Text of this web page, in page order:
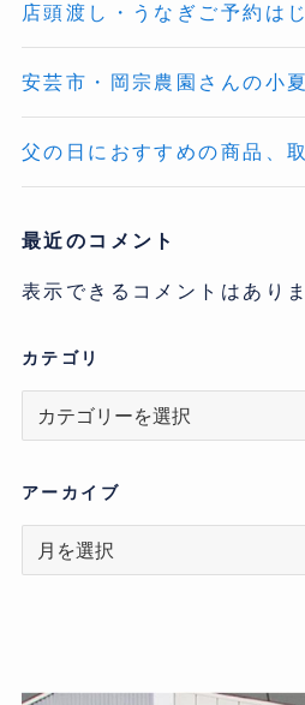
店頭渡し・うなぎご予約は
安芸市・岡宗農園さんの小
父の日におすすめの商品、
最近のコメント
表示できるコメントはあり
カテゴリ
リ
アーカイブ
ア